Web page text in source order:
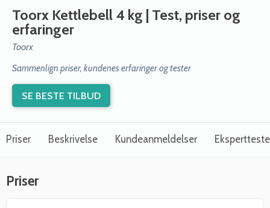
Toorx Kettlebell 4 kg | Test, priser og
erfaringer
Toorx
Sammenlign priser, kundenes erfaringer og tester
SE BESTE TILBUD
Priser Beskrivelse Kundeanmeldelser
Priser